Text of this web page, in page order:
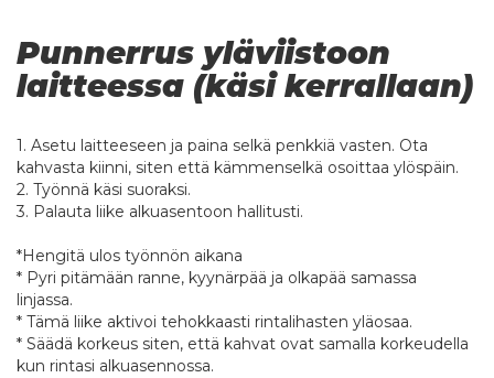
Punnerrus yläviistoon
laitteessa (käsi kerrallaan)
1. Asetu laitteeseen ja paina selkä penkkiä vasten. Ota
kahvasta kiinni, siten että kämmenselkä osoittaa ylöspäin.
2. Työnnä käsi suoraksi.
3. Palauta liike alkuasentoon hallitusti.
*Hengitä ulos työnnön aikana
* Pyri pitämään ranne, kyynärpää ja olkapää samassa
linjassa.
* Tämä liike aktivoi tehokkaasti rintalihasten yläosaa.
* Säädä korkeus siten, että kahvat ovat samalla korkeudella
kun rintasi alkuasennossa.